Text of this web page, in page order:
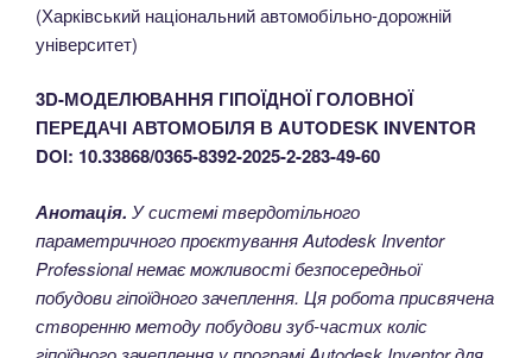
(Харківський національний автомобільно-дорожній
університет)
3D-МОДЕЛЮВАННЯ ГІПОЇДНОЇ ГОЛОВНОЇ
ПЕРЕДАЧІ АВТОМОБІЛЯ В AUTODESK INVENTOR
DOI: 10.33868/0365-8392-2025-2-283-49-60
Анотація. У системі твердотільного
параметричного проєктування Autodesk Inventor
Professional немає можливості безпосередньої
побудови гіпоїдного зачеплення. Ця робота присвячена
створенню методу побудови зуб-частих коліс